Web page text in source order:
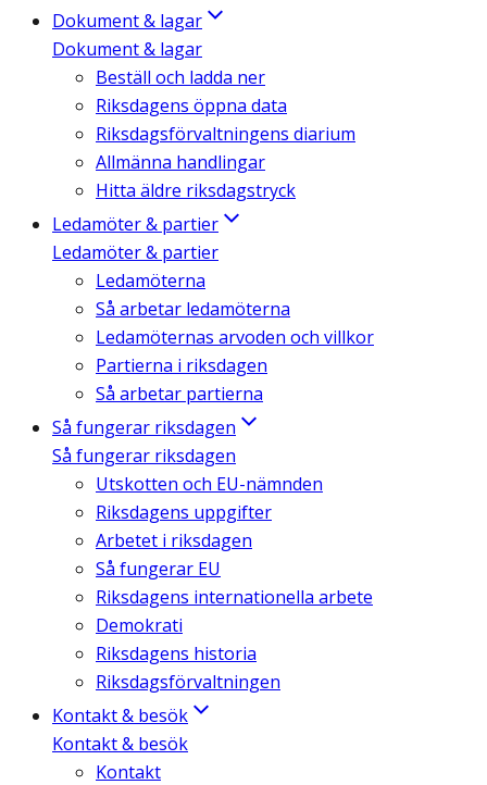
Dokument & lagar
Dokument & lagar
Beställ och ladda ner
Riksdagens öppna data
Riksdagsförvaltningens diarium
Allmänna handlingar
Hitta äldre riksdagstryck
Ledamöter & partier
Ledamöter & partier
Ledamöterna
Så arbetar ledamöterna
Ledamöternas arvoden och villkor
Partierna i riksdagen
Så arbetar partierna
Så fungerar riksdagen
Så fungerar riksdagen
Utskotten och EU-nämnden
Riksdagens uppgifter
Arbetet i riksdagen
Så fungerar EU
Riksdagens internationella arbete
Demokrati
Riksdagens historia
Riksdagsförvaltningen
Kontakt & besök
Kontakt & besök
Kontakt